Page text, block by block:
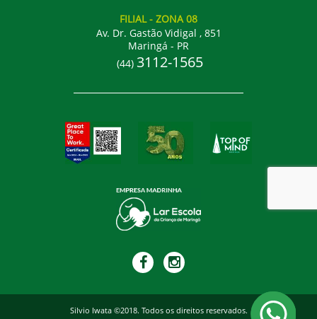
FILIAL- ZONA 08
Av. Dr. Gastão Vidigal , 851
Maringá - PR
(44) 3112-1565
Silvio Iwata ©2018. Todos os direitos reservados.